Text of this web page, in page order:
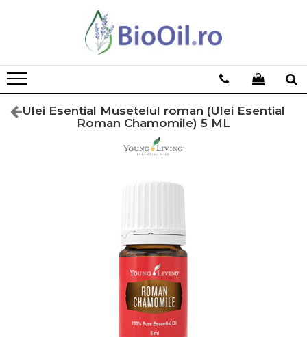
Ulei Esential Musetelul roman (Ulei Esential
Roman Chamomile) 5 ML